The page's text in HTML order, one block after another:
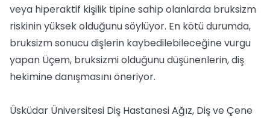
veya hiperaktif kişilik tipine sahip olanlarda bruksizm
riskinin yüksek olduğunu söylüyor. En kötü durumda,
bruksizm sonucu dişlerin kaybedilebileceğine vurgu
yapan Üçem, bruksizmi olduğunu düşünenlerin, diş
hekimine danışmasını öneriyor.
Üsküdar Üniversitesi Diş Hastanesi Ağız, Diş ve Çene